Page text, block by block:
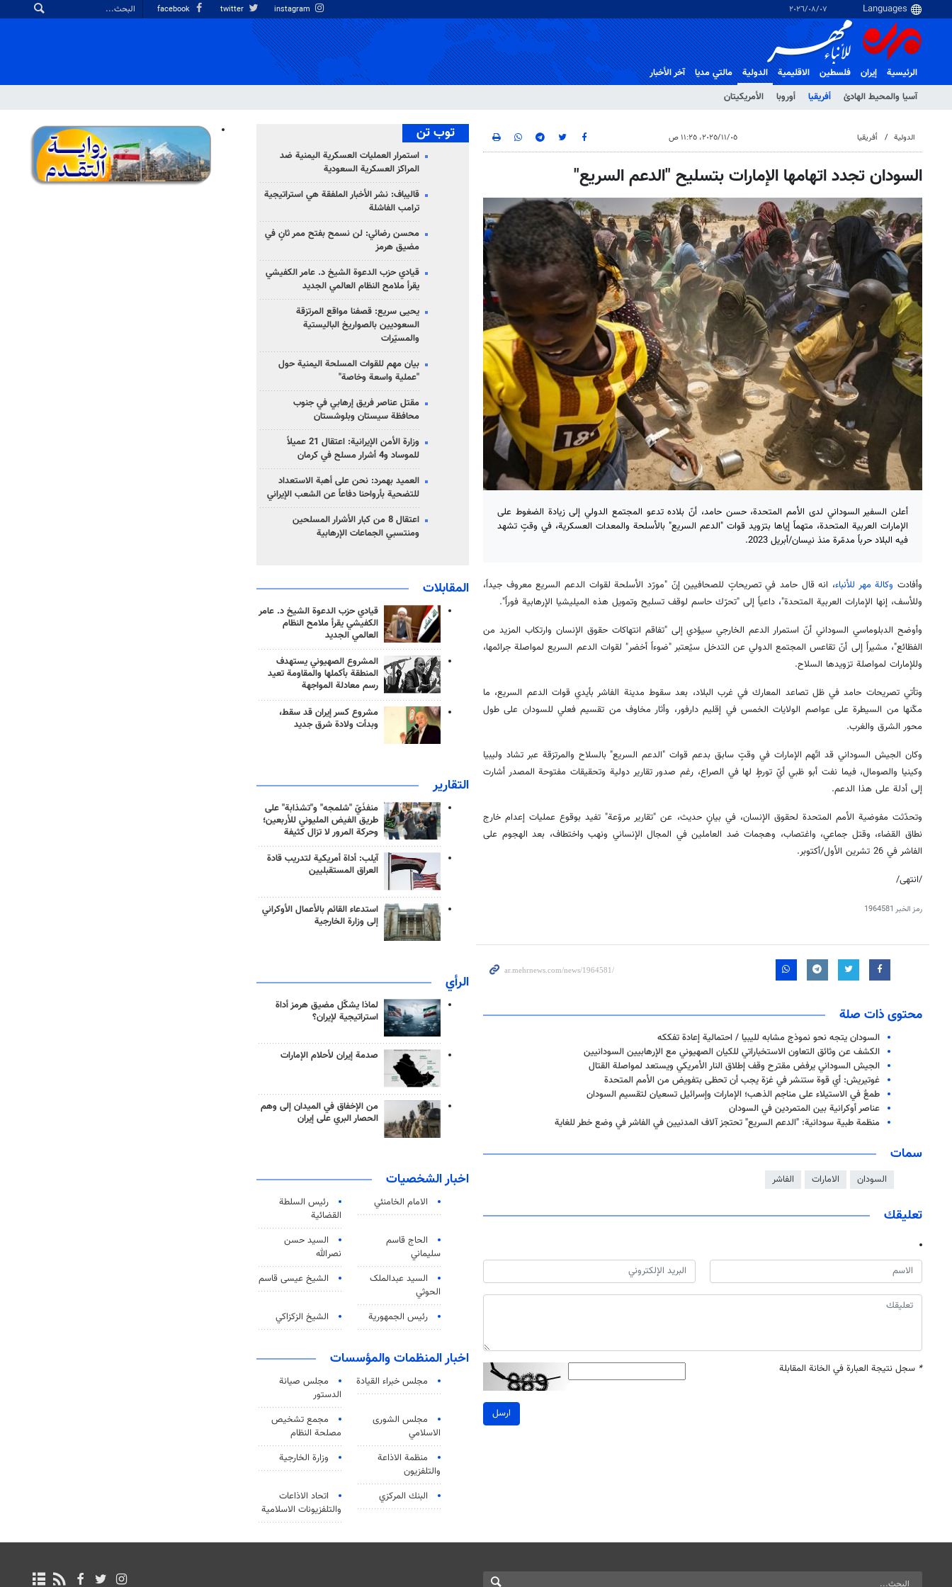
٠٧‏/٠٨‏/٢٠٢٦
الرئيسية إيران فلسطین الاقلیمیة
الدولية
آسيا والمحيط الهادئ
أفريقيا أوروبا الأمريكيتان
مالتي مدیا آخر الأخبار
الدولية أفريقيا ٠٥‏/١١‏/٢٠٢٥، ١١:٢٥ ص
السودان تجدد اتهامها الإمارات بتسليح "الدعم السريع"
أعلن السفير السوداني لدى الأمم المتحدة، حسن حامد، أنّ بلاده تدعو المجتمع الدولي إلى زيادة الضغوط على
الإمارات العربية المتحدة، متهماً إياها بتزويد قوات "الدعم السريع" بالأسلحة والمعدات العسكرية، في وقتٍ تشهد
فيه البلاد حرباً مدمّرة منذ نيسان/أبريل 2023.
وأفادت وكالة مهر للأنباء، انه قال حامد في تصريحاتٍ للصحافيين إنّ "مورّد الأسلحة لقوات الدعم السريع معروف جيداً،
وللأسف، إنها الإمارات العربية المتحدة"، داعياً إلى "تحرّك حاسم لوقف تسليح وتمويل هذه الميليشيا الإرهابية فوراً".
وأوضح الدبلوماسي السوداني أنّ استمرار الدعم الخارجي سيؤدي إلى "تفاقم انتهاكات حقوق الإنسان وارتكاب المزيد من
الفظائع"، مشيراً إلى أنّ تقاعس المجتمع الدولي عن التدخل سيُعتبر "ضوءاً أخضر" لقوات الدعم السريع لمواصلة جرائمها،
وللإمارات لمواصلة تزويدها السلاح.
وتأتي تصريحات حامد في ظل تصاعد المعارك في غرب البلاد، بعد سقوط مدينة الفاشر بأيدي قوات الدعم السريع، ما
مكّنها من السيطرة على عواصم الولايات الخمس في إقليم دارفور، وأثار مخاوف من تقسيم فعلي للسودان على طول
محور الشرق والغرب.
وكان الجيش السوداني قد اتّهم الإمارات في وقتٍ سابق بدعم قوات "الدعم السريع" بالسلاح والمرتزقة عبر تشاد وليبيا
وكينيا والصومال، فيما نفت أبو ظبي أيّ تورطٍ لها في الصراع، رغم صدور تقارير دولية وتحقيقات مفتوحة المصدر أشارت
إلى أدلة على هذا الدعم.
وتحدّثت مفوضية الأمم المتحدة لحقوق الإنسان، في بيانٍ حديث، عن "تقارير مروّعة" تفيد بوقوع عمليات إعدام خارج
نطاق القضاء، وقتل جماعي، واغتصاب، وهجمات ضد العاملين في المجال الإنساني ونهب واختطاف، بعد الهجوم على
الفاشر في 26 تشرين الأول/أكتوبر.
/انتهى/
رمز الخبر 1964581
محتوى ذات صلة
السودان يتجه نحو نموذج مشابه لليبيا / احتمالية إعادة تفككه
الكشف عن وثائق التعاون الاستخباراتي للكيان الصهيوني مع الإرهابيين السودانيين
الجيش السوداني يرفض مقترح وقف إطلاق النار الأمريكي ويستعد لمواصلة القتال
غوتيريش: أي قوة ستنشر في غزة يجب أن تحظى بتفويض من الأمم المتحدة
طمعٌ في الاستيلاء على مناجم الذهب؛ الإمارات وإسرائيل تسعيان لتقسيم السودان
عناصر أوكرانية بين المتمردين في السودان
منظمة طبية سودانية: "الدعم السريع" تحتجز آلاف المدنيين في الفاشر في وضع خطر للغاية
سمات
السودان الامارات الفاشر
تعليقك
* سجل نتيجة العبارة في الخانة المقابلة
ارسل
توب تن
استمرار العمليات العسكرية اليمنية ضد
المراكز العسكرية السعودية
قاليباف: نشر الأخبار الملفقة هي استراتيجية
ترامب الفاشلة
محسن رضائي: لن نسمح بفتح ممر ثانٍ في
مضيق هرمز
قيادي حزب الدعوة الشيخ د. عامر الكفيشي
يقرأ ملامح النظام العالمي الجديد
يحيى سريع: قصفنا مواقع المرتزقة
السعوديين بالصواريخ الباليستية
والمسيّرات
بيان مهم للقوات المسلحة اليمنية حول
"عملية واسعة وخاصة"
مقتل عناصر فريق إرهابي في جنوب
محافظة سيستان وبلوشستان
وزارة الأمن الإيرانية: اعتقال 21 عميلاً
للموساد و4 أشرار مسلح في كرمان
العميد بهمرد: نحن على أهبة الاستعداد
للتضحية بأرواحنا دفاعاً عن الشعب الإيراني
اعتقال 8 من كبار الأشرار المسلحين
ومنتسبي الجماعات الإرهابية
المقابلات
قيادي حزب الدعوة الشيخ د. عامر
الكفيشي يقرأ ملامح النظام
العالمي الجديد
المشروع الصهيوني يستهدف
المنطقة بأكملها والمقاومة تعيد
رسم معادلة المواجهة
مشروع كسر إيران قد سقط،
وبدأت ولادة شرق جديد
التقارير
منفذَيّ "شلمجه" و"تشذابة" على
طريق الفيض المليوني للأربعين؛
وحركة المرور لا تزال كثيفة
آيلب: أداة أمريكية لتدريب قادة
العراق المستقبليين
استدعاء القائم بالأعمال الأوكراني
إلى وزارة الخارجية
الرأي
لماذا يشكّل مضيق هرمز أداة
استراتيجية لإيران؟
صدمة إيران لأحلام الإمارات
من الإخفاق في الميدان إلى وهم
الحصار البري على إيران
اخبار الشخصيات
الامام الخامنئي
رئیس السلطة
القضائیة
الحاج قاسم
سليماني
السيد حسن
نصرالله
السید عبدالملک
الحوثي
الشيخ عيسى قاسم
رئيس الجمهورية الشيخ الزكزاكي
اخبار المنظمات والمؤسسات
مجلس خبراء القيادة
مجلس صيانة
الدستور
مجلس الشورى
الاسلامي
مجمع تشخيص
مصلحة النظام
منظمة الاذاعة
والتلفزیون
وزارة الخارجية
البنك المركزي
اتحاد الاذاعات
والتلفزيونات الاسلامية